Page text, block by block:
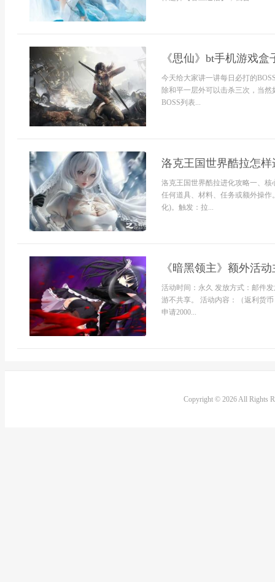
《思仙》bt手机游戏盒
今天给大家讲一讲每日必打的
除和平一层外可以击杀三次，当
BOSS列表...
洛克王国世界酷拉怎
洛克王国世界酷拉进化攻略一、
任何道具、材料、任务或额外操
化)。触发：拉...
《暗黑领主》额外活
活动时间：永久 发放方式：邮件
游不共享。 活动内容：（返利货
申请2000...
Copyright © 2026 All Rights